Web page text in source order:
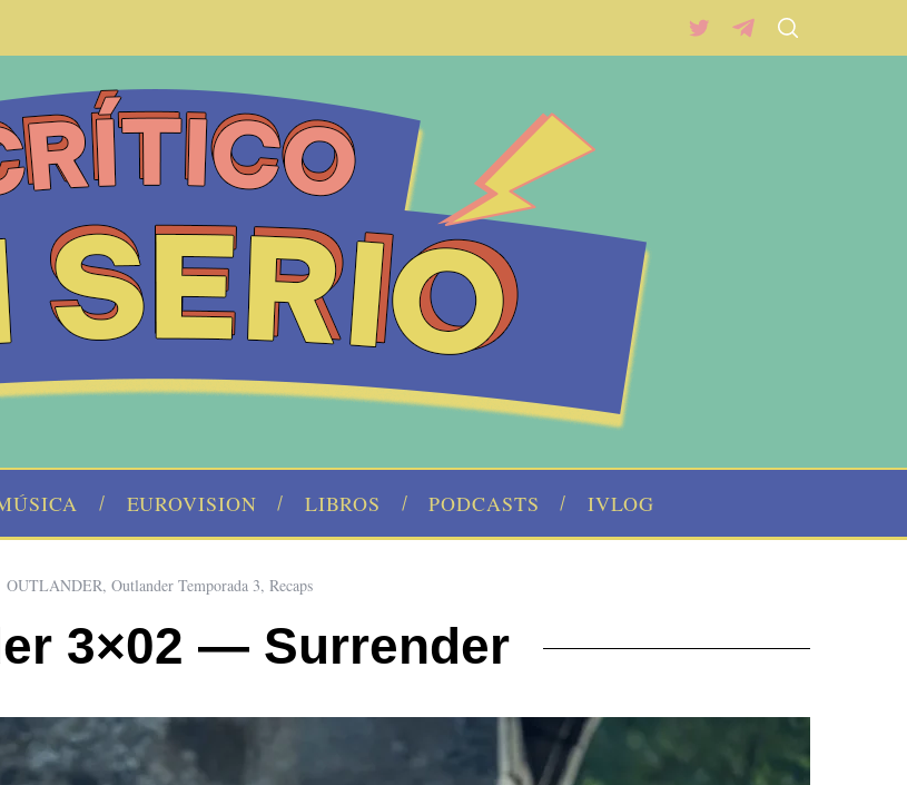
EUROVISION LIBROS PODCASTS IVLOG
OUTLANDER, Outlander Temporada 3, Recaps
3×02 — Surrender